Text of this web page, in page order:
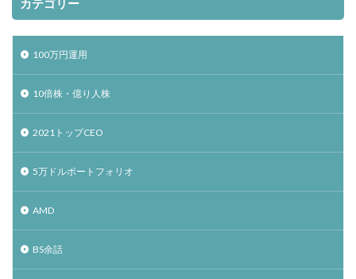
カテゴリー
100万円運用
10倍株・億り人株
2021トップCEO
5万ドルポートフォリオ
AMD
BS余話